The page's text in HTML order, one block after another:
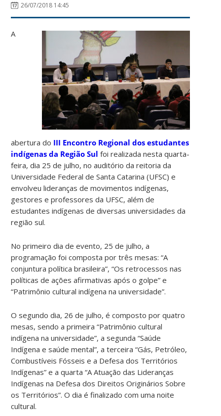
26/07/2018 14:45
A
abertura do III Encontro Regional dos estudantes
indígenas da Região Sul foi realizada nesta quarta-
feira, dia 25 de julho, no auditório da reitoria da
Universidade Federal de Santa Catarina (UFSC) e
envolveu lideranças de movimentos indígenas,
gestores e professores da UFSC, além de
estudantes indígenas de diversas universidades da
região sul.
No primeiro dia de evento, 25 de julho, a
programação foi composta por três mesas: “A
conjuntura política brasileira”, “Os retrocessos nas
políticas de ações afirmativas após o golpe” e
“Patrimônio cultural indígena na universidade”.
O segundo dia, 26 de julho, é composto por quatro
mesas, sendo a primeira “Patrimônio cultural
indígena na universidade”, a segunda “Saúde
Indígena e saúde mental”, a terceira “Gás, Petróleo,
Combustíveis Fósseis e a Defesa dos Territórios
Indígenas” e a quarta “A Atuação das Lideranças
Indígenas na Defesa dos Direitos Originários Sobre
os Territórios”. O dia é finalizado com uma noite
cultural.